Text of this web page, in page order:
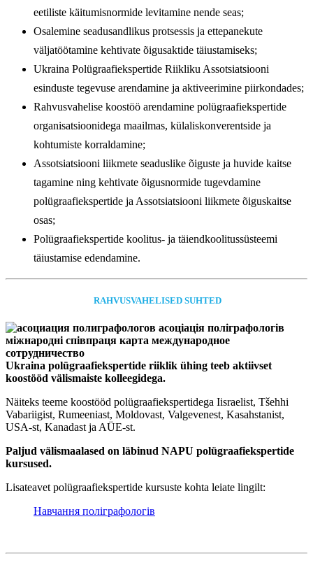
eetiliste käitumisnormide levitamine nende seas;
Osalemine seadusandlikus protsessis ja ettepanekute
väljatöötamine kehtivate õigusaktide täiustamiseks;
Ukraina Polügraafiekspertide Riikliku Assotsiatsiooni
esinduste tegevuse arendamine ja aktiveerimine piirkondades;
Rahvusvahelise koostöö arendamine polügraafiekspertide
organisatsioonidega maailmas, külaliskonverentside ja
kohtumiste korraldamine;
Assotsiatsiooni liikmete seaduslike õiguste ja huvide kaitse
tagamine ning kehtivate õigusnormide tugevdamine
polügraafiekspertide ja Assotsiatsiooni liikmete õiguskaitse
osas;
Polügraafiekspertide koolitus- ja täiendkoolitussüsteemi
täiustamise edendamine.
RAHVUSVAHELISED SUHTED
Ukraina polügraafiekspertide riiklik ühing teeb aktiivset
koostööd välismaiste kolleegidega.
Näiteks teeme koostööd polügraafiekspertidega Iisraelist, Tšehhi
Vabariigist, Rumeeniast, Moldovast, Valgevenest, Kasahstanist,
USA-st, Kanadast ja AÜE-st.
Paljud välismaalased on läbinud NAPU polügraafiekspertide
kursused.
Lisateavet polügraafiekspertide kursuste kohta leiate lingilt:
Навчання поліграфологів